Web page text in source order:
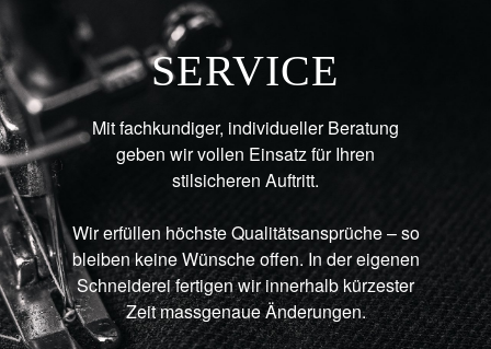
SERVICE
Mit fachkundiger, individueller Beratung
geben wir vollen Einsatz für Ihren
stilsicheren Auftritt.
Wir erfüllen höchste Qualitätsansprüche – so
bleiben keine Wünsche offen. In der eigenen
Schneiderei fertigen wir innerhalb kürzester
Zeit massgenaue Änderungen.